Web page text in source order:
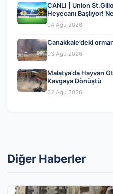
CANLI | Union
Heyecanı Başlıyor!
04 Ağustos 2026
04 Ağu 2026
Çanakkale’deki
03 Ağu 2026
Malatya’da Hayvan
Kavgaya Dönüştü
02 Ağu 2026
Diğer Haberler